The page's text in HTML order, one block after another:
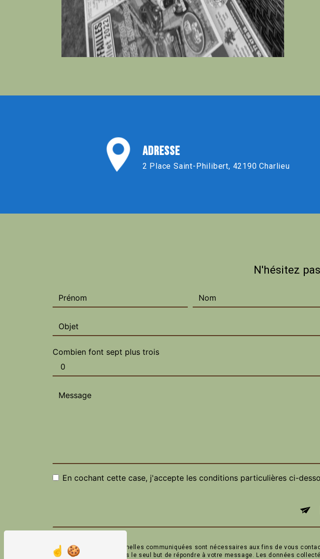
ADRESSE
2 Place Saint-Philibert, 42190 Charlieu
N'hésitez
Combien font sept plus trois
En cochant cette case, j'accepte les conditions particulières ci-
** Les données personnelles communiquées sont nécessaires aux fins de vous
ses sous-traitants dans le seul but de répondre à votre message. Les données